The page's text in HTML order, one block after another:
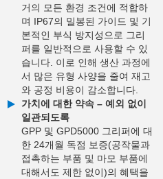
거의 모든 환경 조건에 적합하
며 IP67의 밀봉된 가이드 및 기
본적인 부식 방지성으로 그리
퍼를 일반적으로 사용할 수 있
습니다. 이로 인해 생산 과정에
서 많은 유형 사양을 줄여 재고
와 공정 비용이 감소합니다.
가치에 대한 약속 – 예외 없이
일관되도록
GPP 및 GPD5000 그리퍼에 대
한 24개월 독점 보증(공작물과
접촉하는 부품 및 마모 부품에
대해서도 제한 없이)의 혜택을